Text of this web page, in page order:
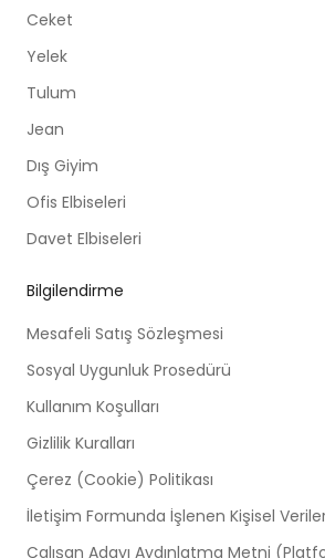
Ceket
Yelek
Tulum
Jean
Dış Giyim
Ofis Elbiseleri
Davet Elbiseleri
Bilgilendirme
Mesafeli Satış Sözleşmesi
Sosyal Uygunluk Prosedürü
Kullanım Koşulları
Gizlilik Kuralları
Çerez (Cookie) Politikası
İletişim Formunda İşlenen Kişisel
Çalışan Adayı Aydınlatma Metni